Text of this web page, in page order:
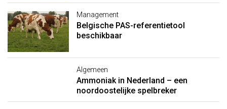
Management
Belgische PAS-referentietool
beschikbaar
Algemeen
Ammoniak in Nederland – een
noordoostelijke spelbreker